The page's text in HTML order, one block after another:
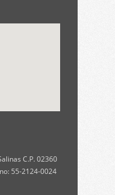
C.P. 02360
55-2124-0024